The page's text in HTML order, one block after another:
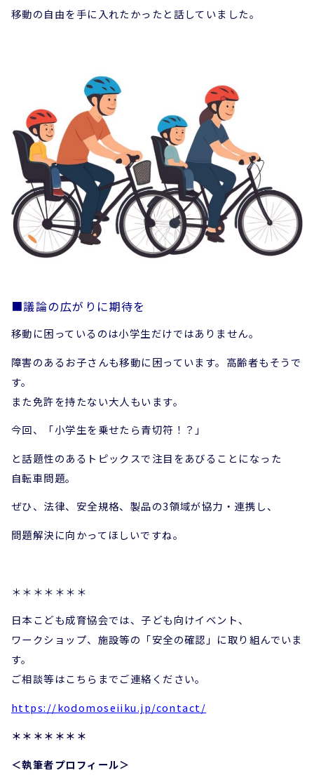
移動の自由を手に入れたかったと話していました。
■議論の広がりに期待を
移動に困っているのは小学生だけではありません。
障害のあるお子さんも移動に困っています。高齢者もそうで
す。
また免許を持たない大人もいます。
今回、「小学生を乗せたら青切符！？」
と話題性のあるトピックスで注目をあびることになった
自転車問題。
ぜひ、法律、安全規格、製品の3領域が協力・連携し、
問題解決に向かってほしいですね。
＊＊＊＊＊＊＊
日本こども成育協会では、子ども向けイベント、
ワークショップ、施設等の「安全の確認」に取り組んでいま
す。
ご相談等はこちらまでご連絡ください。
https://kodomoseiiku.jp/contact/
＊＊＊＊＊＊＊
＜執筆者プロフィール＞